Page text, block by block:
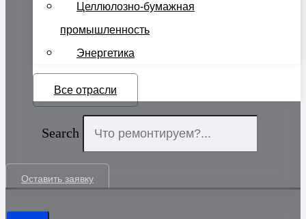
Целлюлозно-бумажная
промышленность
Энергетика
Все отрасли
Search
Оставить заявку